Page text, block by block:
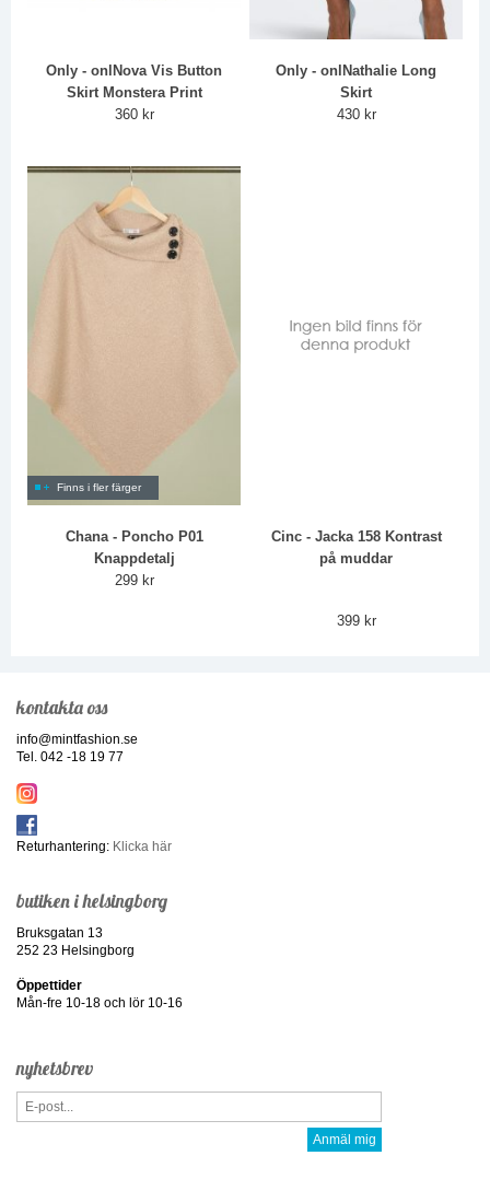
Only - onlNova Vis Button
Skirt Monstera Print
360 kr
Only - onlNathalie Long
Skirt
430 kr
Finns i fler färger
Chana - Poncho P01
Knappdetalj
299 kr
Cinc - Jacka 158 Kontrast
på muddar
399 kr
kontakta oss
info@mintfashion.se
Tel. 042 -18 19 77
Returhantering: Klicka här
butiken i helsingborg
Bruksgatan 13
252 23 Helsingborg
Öppettider
Mån-fre 10-18 och lör 10-16
nyhetsbrev
Anmäl mig